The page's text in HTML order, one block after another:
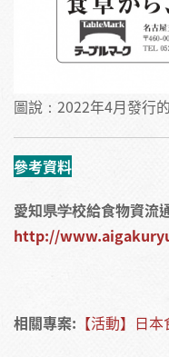
圖說：2022年4月發行
參考資料
愛知県学校給食物資流
http://
相關專案: 【活動】日